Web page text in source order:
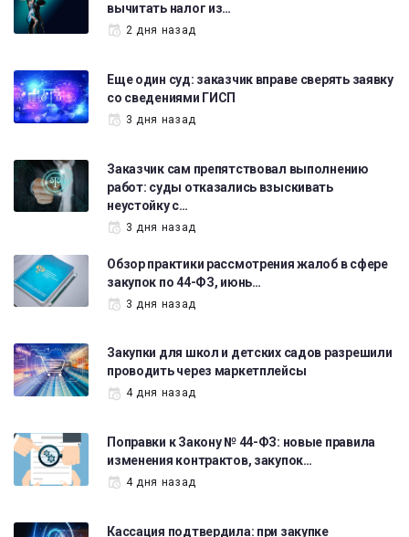
вычитать налог из…
2 дня назад
Еще один суд: заказчик вправе сверять заявку
со сведениями ГИСП
3 дня назад
Заказчик сам препятствовал выполнению
работ: суды отказались взыскивать
неустойку с…
3 дня назад
Обзор практики рассмотрения жалоб в сфере
закупок по 44-ФЗ, июнь…
3 дня назад
Закупки для школ и детских садов разрешили
проводить через маркетплейсы
4 дня назад
Поправки к Закону № 44-ФЗ: новые правила
изменения контрактов, закупок…
4 дня назад
Кассация подтвердила: при закупке